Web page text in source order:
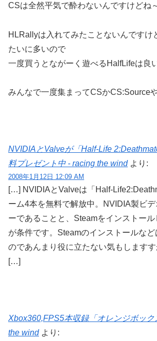
CSは全然平気で酔わないんですけどね
HLRallyは入れてみたことないんですけ
たいに多いので
一度買うとながーく遊べるHalfLifeは良
みんなで一度集まってCSかCS:Source
NVIDIAとValveが「Half-Life
料プレゼント中 - racing the wind より:
2008年1月12日 12:09 AM
[…] NVIDIAとValveは「Half-
ーム4本を無料で解放中。NVIDIA製ビ
ーであることと、Steamをインストー
が条件です。Steamのインストールな
のであんまり役に立たない気もしますす
[…]
Xbox360,FPS5本収録「オレンジボック
the wind より: